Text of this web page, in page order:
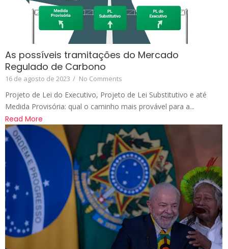
As possíveis tramitações do Mercado
Regulado de Carbono
16 de agosto de 2023 / No Comments
Projeto de Lei do Executivo, Projeto de Lei Substitutivo e até
Medida Provisória: qual o caminho mais provável para a...
Read More